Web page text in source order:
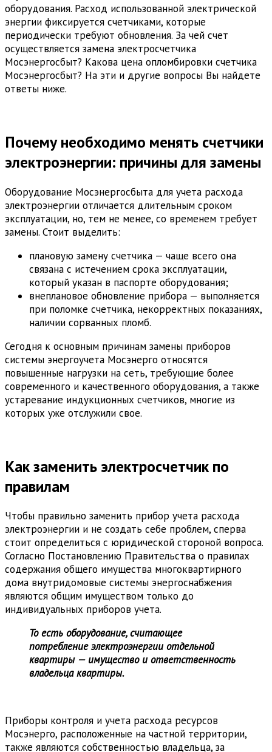
оборудования. Расход использованной электрической
энергии фиксируется счетчиками, которые
периодически требуют обновления. За чей счет
осуществляется замена электросчетчика
Мосэнергосбыт? Какова цена опломбировки счетчика
Мосэнергосбыт? На эти и другие вопросы Вы найдете
ответы ниже.
Почему необходимо менять счетчики
электроэнергии: причины для замены
Оборудование Мосэнергосбыта для учета расхода
электроэнергии отличается длительным сроком
эксплуатации, но, тем не менее, со временем требует
замены. Стоит выделить:
плановую замену счетчика — чаще всего она
связана с истечением срока эксплуатации,
который указан в паспорте оборудования;
внеплановое обновление прибора — выполняется
при поломке счетчика, некорректных показаниях,
наличии сорванных пломб.
Сегодня к основным причинам замены приборов
системы энергоучета Мосэнерго относятся
повышенные нагрузки на сеть, требующие более
современного и качественного оборудования, а также
устаревание индукционных счетчиков, многие из
которых уже отслужили свое.
Как заменить электросчетчик по
правилам
Чтобы правильно заменить прибор учета расхода
электроэнергии и не создать себе проблем, сперва
стоит определиться с юридической стороной вопроса.
Согласно Постановлению Правительства о правилах
содержания общего имущества многоквартирного
дома внутридомовые системы энергоснабжения
являются общим имуществом только до
индивидуальных приборов учета.
То есть оборудование, считающее
потребление электроэнергии отдельной
квартиры — имущество и ответственность
владельца квартиры.
Приборы контроля и учета расхода ресурсов
Мосэнерго, расположенные на частной территории,
также являются собственностью владельца, за